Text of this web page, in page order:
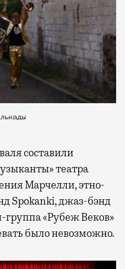
составили
театра
Марчелли, этно-
Spokanki, джаз-бэнд
группа «Рубеж Веков»
было невозможно.